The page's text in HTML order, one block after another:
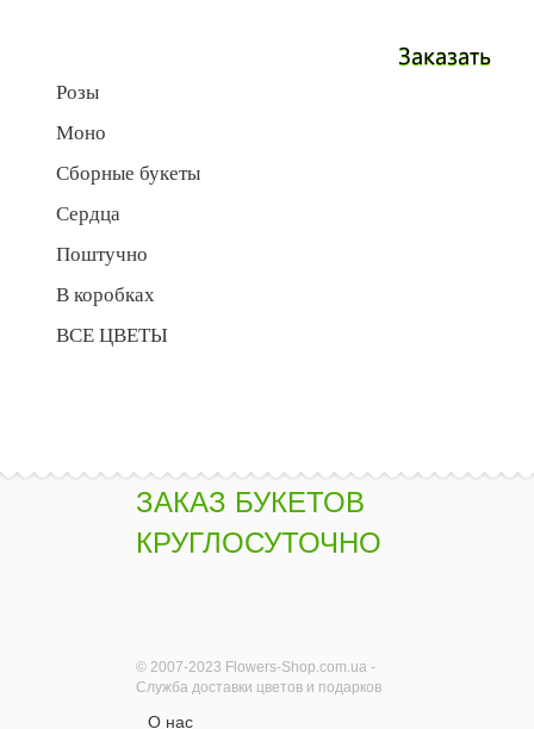
Заказать
Розы
Моно
Сборные букеты
Сердца
Поштучно
В коробках
ВСЕ ЦВЕТЫ
ЗАКАЗ БУКЕТОВ
КРУГЛОСУТОЧНО
© 2007-2023 Flowers-Shop.com.ua -
Служба доставки цветов и подарков
О нас